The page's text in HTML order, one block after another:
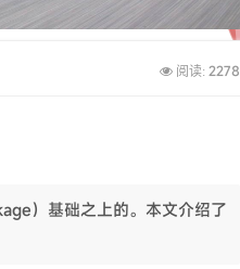
阅读: 2278
）基础之上的。本文介绍了